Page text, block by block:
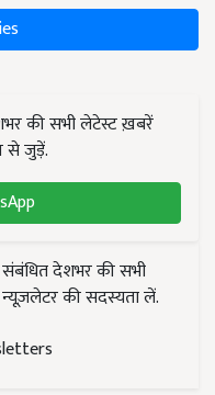
की सभी लेटेस्ट ख़बरें
से जुड़ें.
देशभर की सभी
की सदस्यता लें.